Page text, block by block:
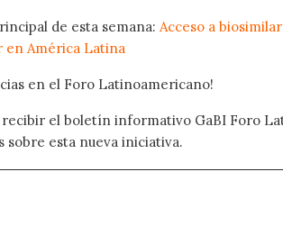
de esta semana: Acceso a
en América Latina
en el Foro Latinoamericano!
recibir el boletín informativo GaBI Foro
sobre esta nueva iniciativa.